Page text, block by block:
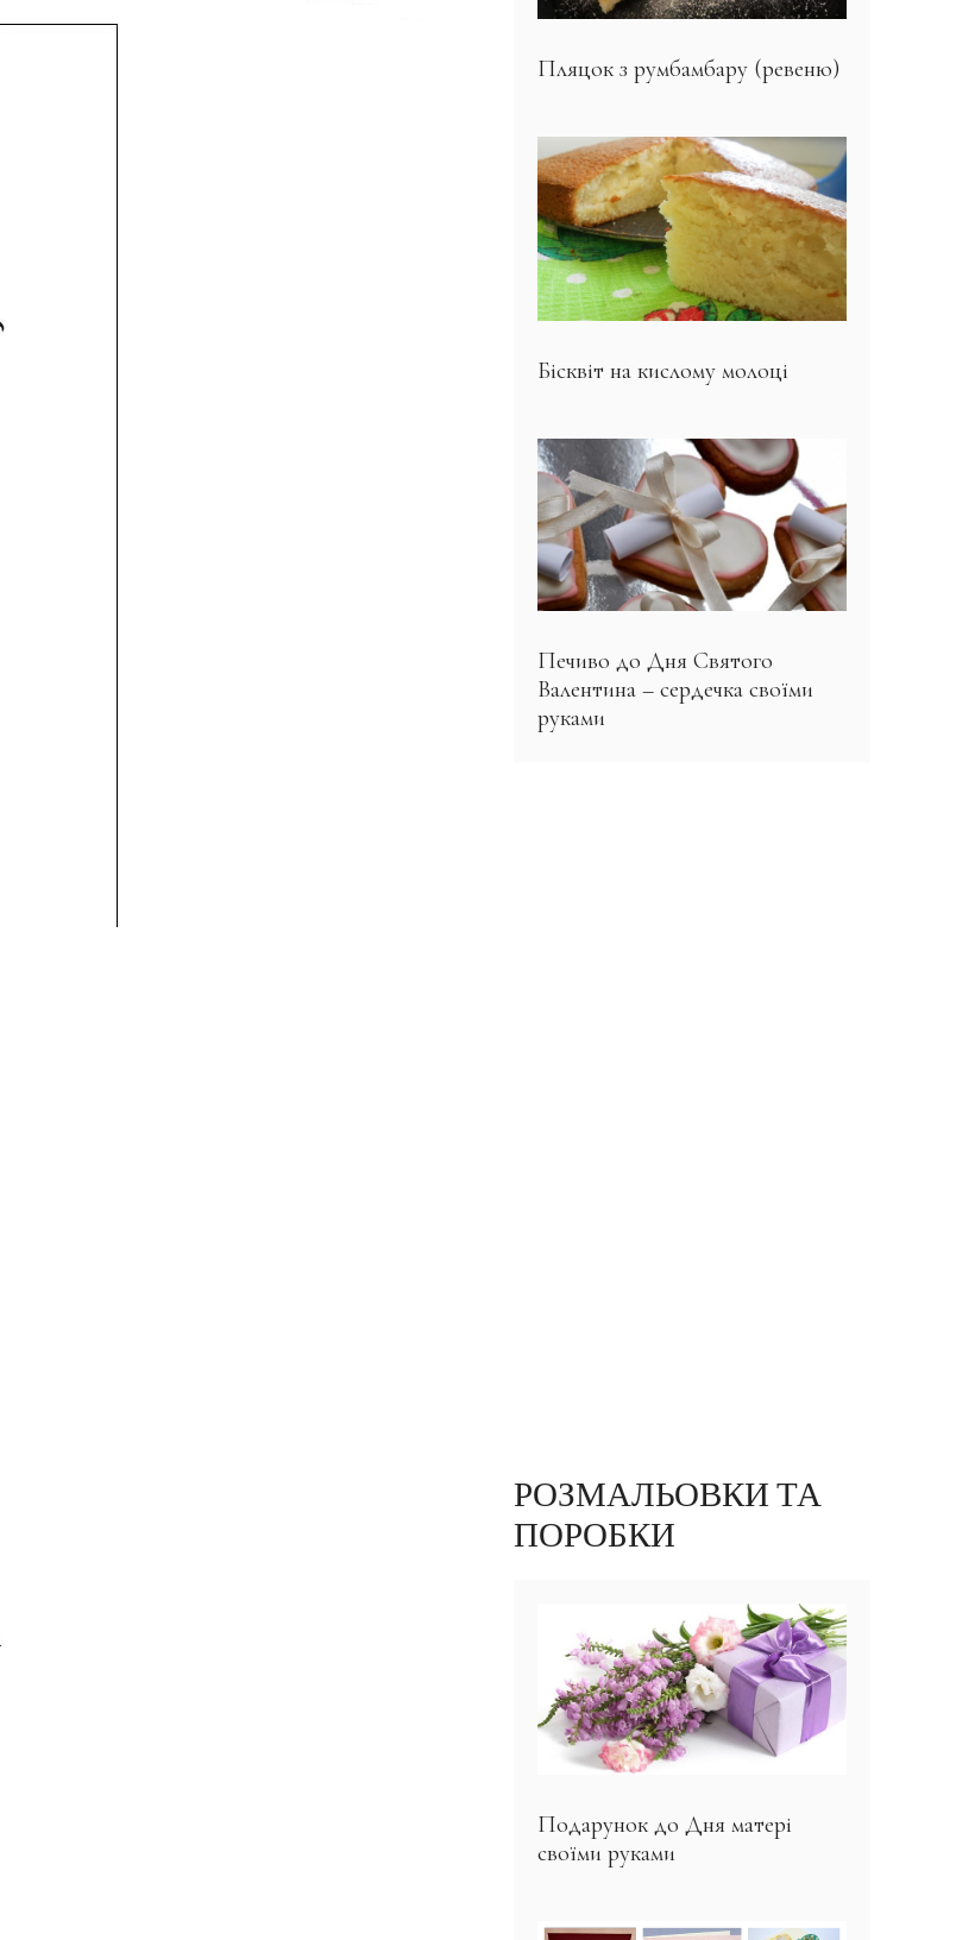
Пляцок з румбамбару (ревеню)
Бісквіт на кислому молоці
Печиво до Дня Святого
Валентина – сердечка своїми
руками
РОЗМАЛЬОВКИ ТА
ПОРОБКИ
Подарунок до Дня матері
своїми руками